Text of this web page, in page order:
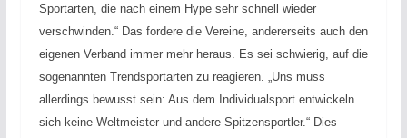
Sportarten, die nach einem Hype sehr schnell wieder
verschwinden.“ Das fordere die Vereine, andererseits auch den
eigenen Verband immer mehr heraus. Es sei schwierig, auf die
sogenannten Trendsportarten zu reagieren. „Uns muss
allerdings bewusst sein: Aus dem Individualsport entwickeln
sich keine Weltmeister und andere Spitzensportler.“ Dies